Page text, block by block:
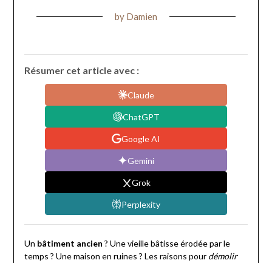
by Damien
Résumer cet article avec :
Claude
ChatGPT
Google AI
Gemini
Grok
Perplexity
Un bâtiment ancien ? Une vieille bâtisse érodée par le
temps ? Une maison en ruines ? Les raisons pour démolir